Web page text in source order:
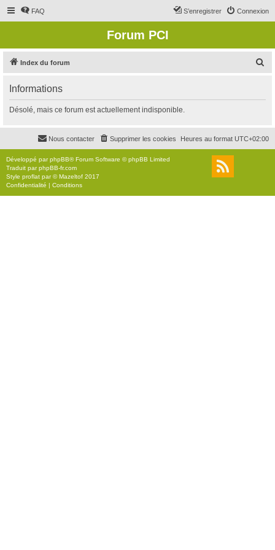
FAQ Connexion
S’enregistrer
Forum PCI
Index du forum
r
c
r
Informations
Désolé, mais ce forum est actuellement indisponible.
Heures au format UTC+02:00
Supprimer les cookies
Nous contacter
Développé parphpBB® Forum Software © phpBB Limited
Traduit parphpBB-fr.com
Style proflat par ©Mazeltof 2017
Confidentialité | Conditions